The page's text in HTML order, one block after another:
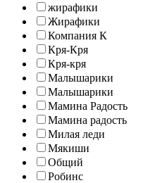
жирафики
Жирафики
Компания К
Кря-Кря
Кря-кря
Малышарики
Малышарики
Мамина Радость
Мамина радость
Милая леди
Мякиши
Общий
Робинс